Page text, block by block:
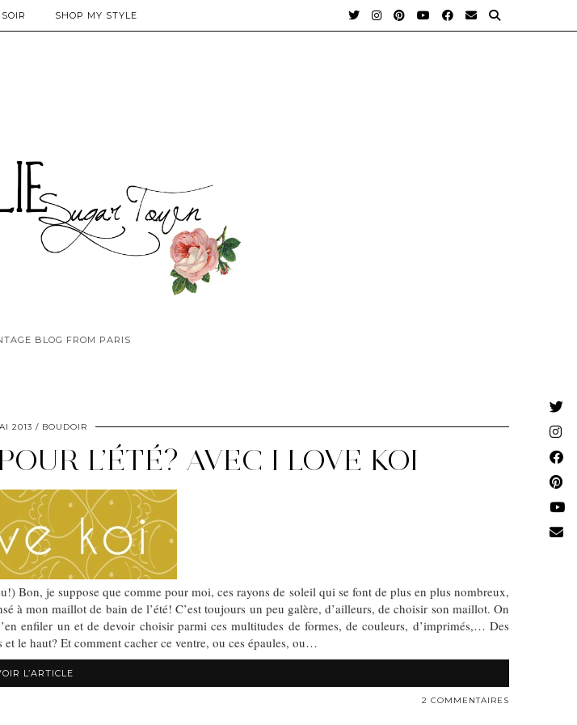
BLOG FROM PARIS
SHOP MY STYLE
2013 BOUDOIR
L’ÉTÉ? AVEC I LOVE KOI
je suppose que comme pour moi, ces rayons de soleil qui se font de plus en plus nombreux,
mon maillot de bain de l’été! C’est toujours un peu galère, d’ailleurs, de choisir son maillot. On
enfiler un et de devoir choisir parmi ces multitudes de formes, de couleurs, d’imprimés,… Des
le haut? Et comment cacher ce ventre, ou ces épaules, ou…
L’ARTICLE
2 COMMENTAIRES